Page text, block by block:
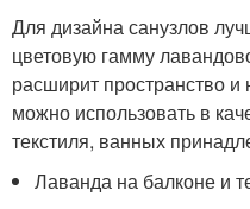
Для дизайна санузлов
цветовую гамму
расширит пространство и
можно использовать в
текстиля, ванных
Лаванда на балконе и